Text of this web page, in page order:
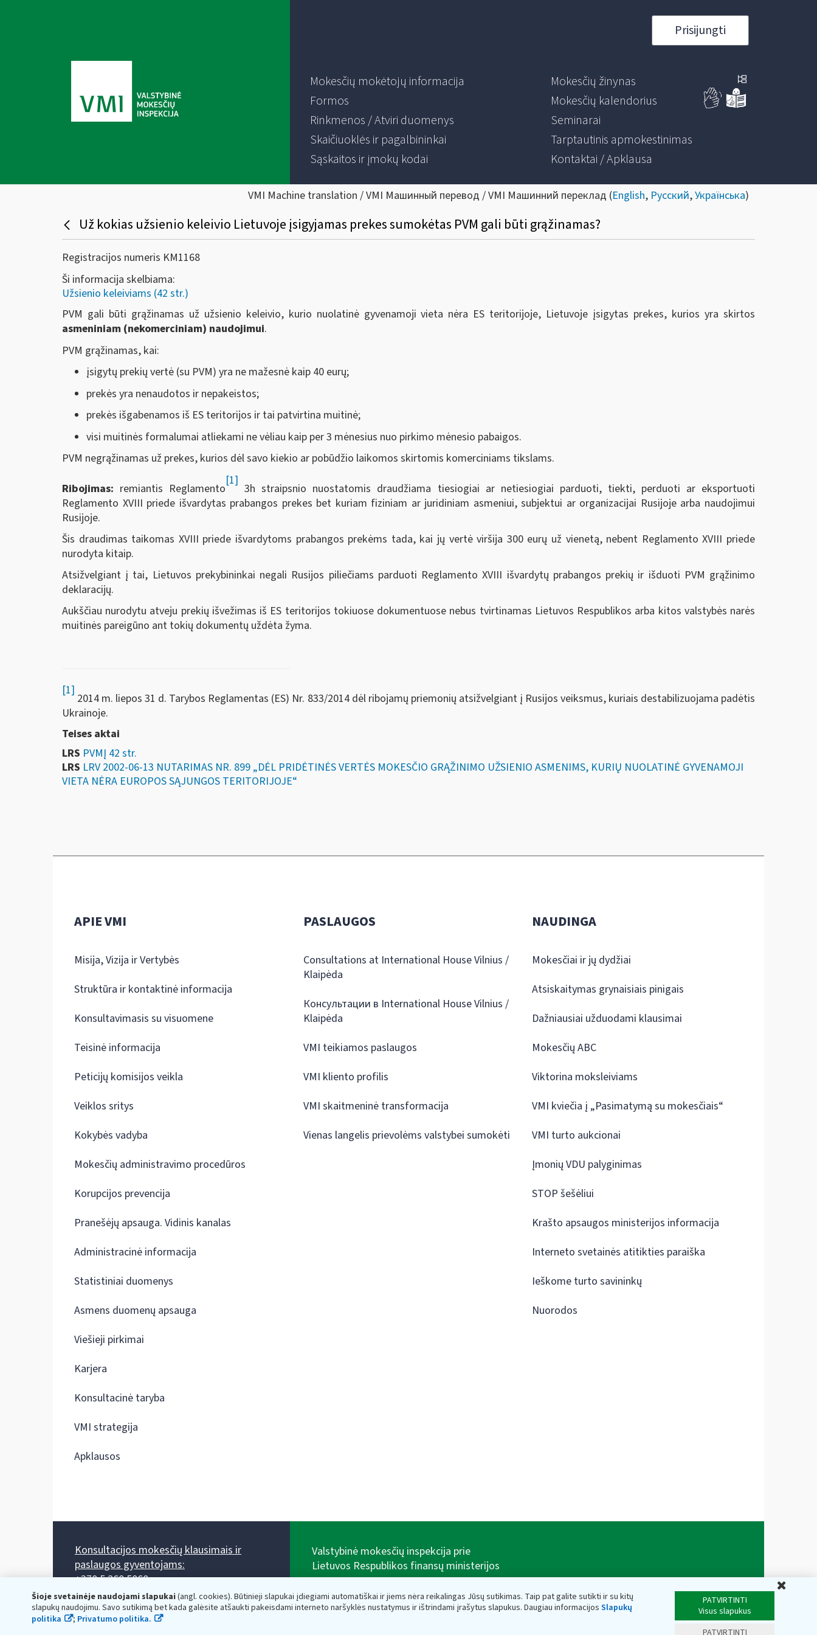
Prisijungti
Mokesčių mokėtojų informacija
Formos
Rinkmenos / Atviri duomenys
Skaičiuoklės ir pagalbininkai
Sąskaitos ir įmokų kodai
Mokesčių žinynas
Mokesčių kalendorius
Seminarai
Tarptautinis apmokestinimas
Kontaktai / Apklausa
VMI Machine translation / VMI Машинный перевод / VMI Машинний переклад (English, Русский,Українська)
Už kokias užsienio keleivio Lietuvoje įsigyjamas prekes sumokėtas PVM gali būti grąžinamas?
Registracijos numeris KM1168
Ši informacija skelbiama:
Užsienio keleiviams (42 str.)
PVM gali būti grąžinamas už užsienio keleivio, kurio nuolatinė gyvenamoji vieta nėra ES teritorijoje, Lietuvoje įsigytas prekes, kurios yra skirtos
asmeniniam (nekomerciniam) naudojimui.
PVM grąžinamas, kai:
įsigytų prekių vertė (su PVM) yra ne mažesnė kaip 40 eurų;
prekės yra nenaudotos ir nepakeistos;
prekės išgabenamos iš ES teritorijos ir tai patvirtina muitinė;
visi muitinės formalumai atliekami ne vėliau kaip per 3 mėnesius nuo pirkimo mėnesio pabaigos.
PVM negrąžinamas už prekes, kurios dėl savo kiekio ar pobūdžio laikomos skirtomis komerciniams tikslams.
Ribojimas: remiantis Reglamento
[1]
3h straipsnio nuostatomis draudžiama tiesiogiai ar netiesiogiai parduoti, tiekti, perduoti ar eksportuoti
Reglamento XVIII priede išvardytas prabangos prekes bet kuriam fiziniam ar juridiniam asmeniui, subjektui ar organizacijai Rusijoje arba naudojimui
Rusijoje.
Šis draudimas taikomas XVIII priede išvardytoms prabangos prekėms tada, kai jų vertė viršija 300 eurų už vienetą, nebent Reglamento XVIII priede
nurodyta kitaip.
Atsižvelgiant į tai, Lietuvos prekybininkai negali Rusijos piliečiams parduoti Reglamento XVIII išvardytų prabangos prekių ir išduoti PVM grąžinimo
deklaracijų.
Aukščiau nurodytu atveju prekių išvežimas iš ES teritorijos tokiuose dokumentuose nebus tvirtinamas Lietuvos Respublikos arba kitos valstybės narės
muitinės pareigūno ant tokių dokumentų uždėta žyma.
[1]
2014 m. liepos 31 d. Tarybos Reglamentas (ES) Nr. 833/2014 dėl ribojamų priemonių atsižvelgiant į Rusijos veiksmus, kuriais destabilizuojama padėtis
Ukrainoje.
Teises aktai
LRS PVMĮ 42 str.
LRS LRV 2002-06-13 NUTARIMAS NR. 899 „DĖL PRIDĖTINĖS VERTĖS MOKESČIO GRĄŽINIMO UŽSIENIO ASMENIMS, KURIŲ NUOLATINĖ GYVENAMOJI
VIETA NĖRA EUROPOS SĄJUNGOS TERITORIJOJE“
Šioje svetainėje naudojami slapukai(angl. cookies). Būtinieji slapukai įdiegiami automatiškai ir jiems nėra reikalingas Jūsų sutikimas. Taip pat galite sutikti ir su kitų
slapukų naudojimu. Savo sutikimą bet kada galėsite atšaukti pakeisdami interneto naršyklės nustatymus ir ištrindami įrašytus slapukus. Daugiau informacijos Slapukų
politika
; Privatumo politika.
PATVIRTINTI
Visus slapukus
PATVIRTINTI
APIE VMI
Misija, Vizija ir Vertybės
Struktūra ir kontaktinė informacija
Konsultavimasis su visuomene
Teisinė informacija
Peticijų komisijos veikla
Veiklos sritys
Kokybės vadyba
Mokesčių administravimo procedūros
Korupcijos prevencija
Pranešėjų apsauga. Vidinis kanalas
Administracinė informacija
Statistiniai duomenys
Asmens duomenų apsauga
Viešieji pirkimai
Karjera
Konsultacinė taryba
VMI strategija
Apklausos
PASLAUGOS
Consultations at International House Vilnius /
Klaipėda
Консультации в International House Vilnius /
Klaipėda
VMI teikiamos paslaugos
VMI kliento profilis
VMI skaitmeninė transformacija
Vienas langelis prievolėms valstybei sumokėti
NAUDINGA
Mokesčiai ir jų dydžiai
Atsiskaitymas grynaisiais pinigais
Dažniausiai užduodami klausimai
Mokesčių ABC
Viktorina moksleiviams
VMI kviečia į „Pasimatymą su mokesčiais“
VMI turto aukcionai
Įmonių VDU palyginimas
STOP šešėliui
Krašto apsaugos ministerijos informacija
Interneto svetainės atitikties paraiška
Ieškome turto savininkų
Nuorodos
Konsultacijos mokesčių klausimais ir
paslaugos gyventojams:
+370 5 260 5060
Darbo laikas: I-IV 8.00-17.00, V 8.00-15.45.
Prieššventinę dieną - viena valanda trumpiau.
Kiekvieno mėnesio antrą penktadienį 8.00 val. - 12.00 val.
Valstybinė mokesčių inspekcija prie
Lietuvos Respublikos finansų ministerijos
adresas: Vasario 16-osios g. 14, 01107 Vilnius, Lietuva,
el.paštas:vmi@vmi.lt, E. pristatymo dėžutės adresas